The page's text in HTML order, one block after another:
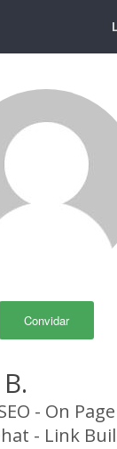
Convidar
- On
- Link